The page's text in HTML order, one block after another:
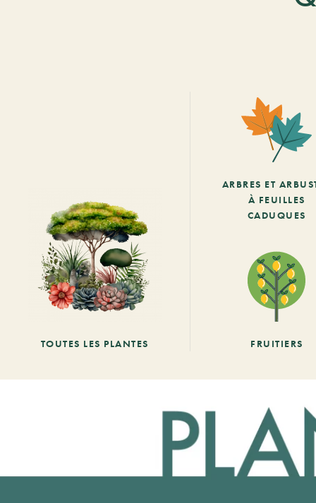
TOUTES LES PLANTES
ARBRES ET
À FEUILLES
CADUQUES
FRUITIERS